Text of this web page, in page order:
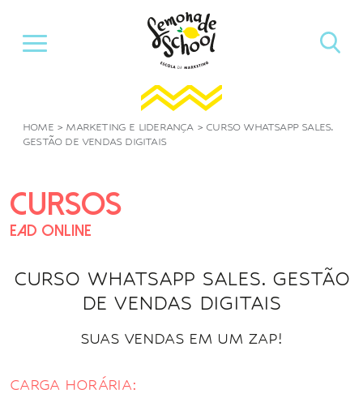
HOME> MARKETING E LIDERANÇA> CURSO WHATSAPP SALES.
GESTÃO DE VENDAS DIGITAIS
CURSOS
EAD ONLINE
CURSO WHATSAPP SALES. GESTÃO
DE VENDAS DIGITAIS
SUAS VENDAS EM UM ZAP!
CARGA HORÁRIA: